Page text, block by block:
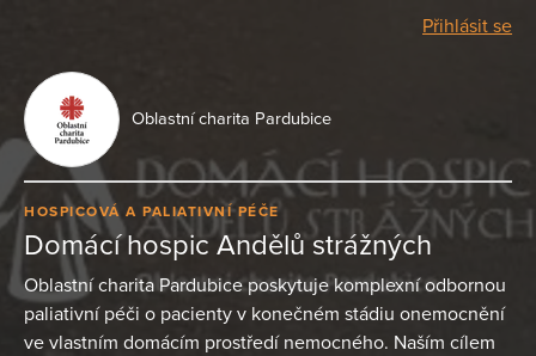
Přihlásit se
Oblastní charita Pardubice
HOSPICOVÁ A PALIATIVNÍ PÉČE
Domácí hospic Andělů strážných
Oblastní charita Pardubice poskytuje komplexní odbornou
paliativní péči o pacienty v konečném stádiu onemocnění
ve vlastním domácím prostředí nemocného. Naším cílem